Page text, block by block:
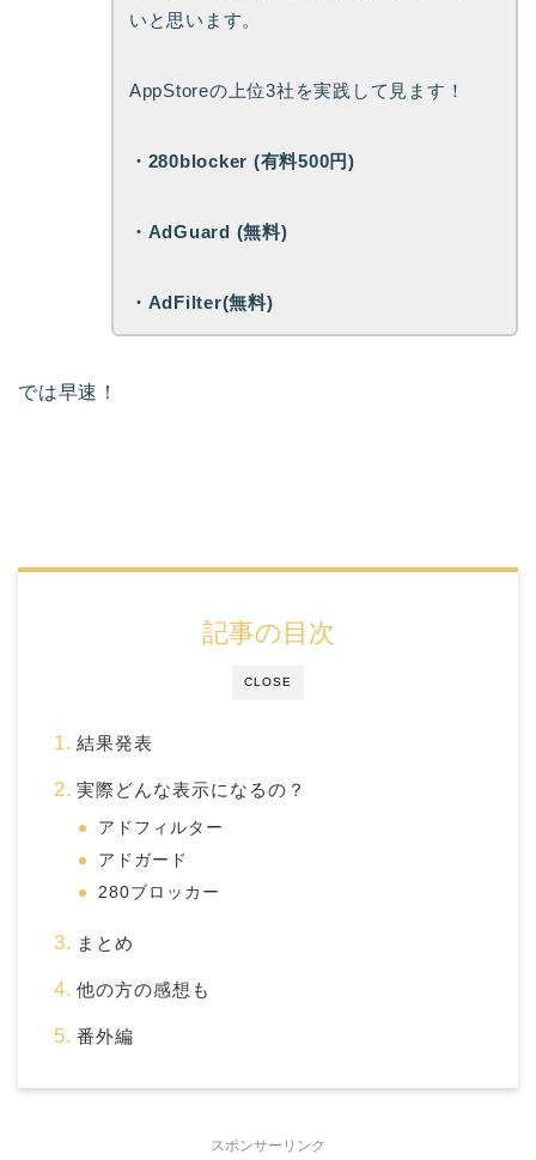
いと思います。
AppStoreの上位3社を実践して見ます！
・280blocker (有料500円)
・AdGuard (無料)
・AdFilter(無料)
では早速！
CLOSE
記事の目次
結果発表
実際どんな表示になるの？
アドフィルター
アドガード
280ブロッカー
まとめ
他の方の感想も
番外編
スポンサーリンク